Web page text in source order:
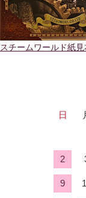
スチームワールド紙見
日
2
9